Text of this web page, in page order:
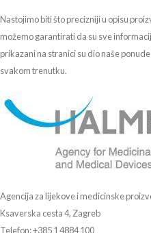
Nastojimo biti što precizniji u opisu
možemo garantirati da su sve
prikazani na stranici su dio naše
svakom trenutku.
Agencija za lijekove i medicinske
Ksaverska cesta 4, Zagreb
Telefon: +385 1 4884 100